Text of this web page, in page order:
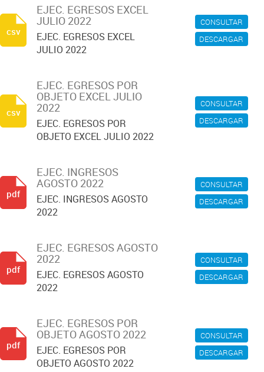
CONSULTAR
DESCARGAR
EJEC. EGRESOS EXCEL
JULIO 2022
EJEC. EGRESOS EXCEL
JULIO 2022
csv
CONSULTAR
DESCARGAR
EJEC. EGRESOS POR
OBJETO EXCEL JULIO
2022
EJEC. EGRESOS POR
OBJETO EXCEL JULIO 2022
csv
CONSULTAR
DESCARGAR
EJEC. INGRESOS
AGOSTO 2022
EJEC. INGRESOS AGOSTO
2022
pdf
CONSULTAR
DESCARGAR
EJEC. EGRESOS AGOSTO
2022
EJEC. EGRESOS AGOSTO
2022
pdf
CONSULTAR
DESCARGAR
EJEC. EGRESOS POR
OBJETO AGOSTO 2022
EJEC. EGRESOS POR
OBJETO AGOSTO 2022
pdf